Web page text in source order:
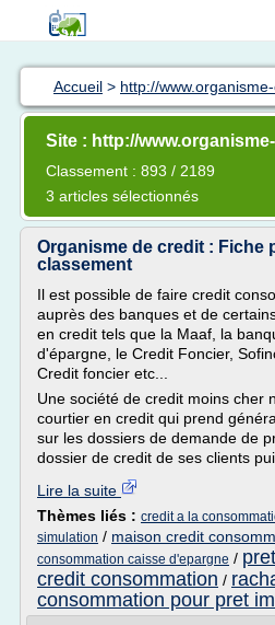
Accueil > http://
Site : http://
Classement : 893 / 2189
3 articles sélectionnés
Organisme de credit : Fiche
classement
Il est possible de faire credit
auprès des banques et de
en credit tels que la Maaf, la
d'épargne, le Credit Foncier,
Credit foncier etc...
Une société de credit moins cher
courtier en credit qui prend
sur les dossiers de demande de
dossier de credit de ses clients
Lire la suite
Thèmes liés : credit a la
simulation / maison credit
consommation caisse d'epargne /
credit consommation /
consommation pour pret